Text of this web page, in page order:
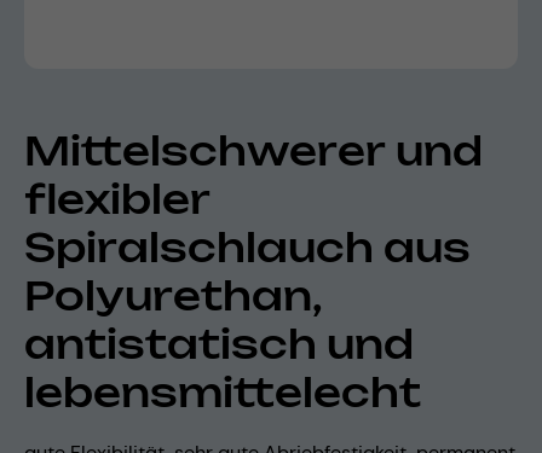
Mittelschwerer und
flexibler
Spiralschlauch aus
Polyurethan,
antistatisch und
lebensmittelecht